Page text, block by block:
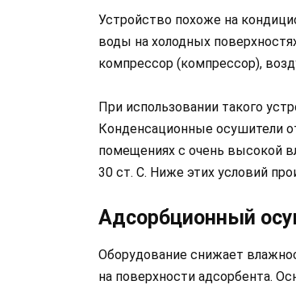
Устройство похоже на
воды на холодных
компрессор (компрессор),
При использовании такого
Конденсационные осушители
помещениях с очень высокой
30 ст. C. Ниже этих условий
Адсорбционный
Оборудование снижает
на поверхности адсорбента.